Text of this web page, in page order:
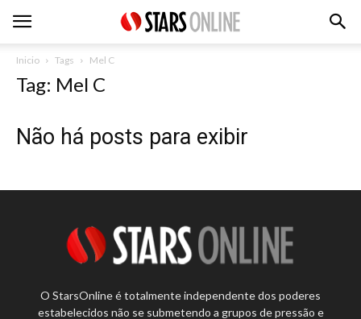
Inicio Tags Mel C
Tag: Mel C
Não há posts para exibir
O StarsOnline é totalmente independente dos poderes
estabelecidos não se submetendo a grupos de pressão e